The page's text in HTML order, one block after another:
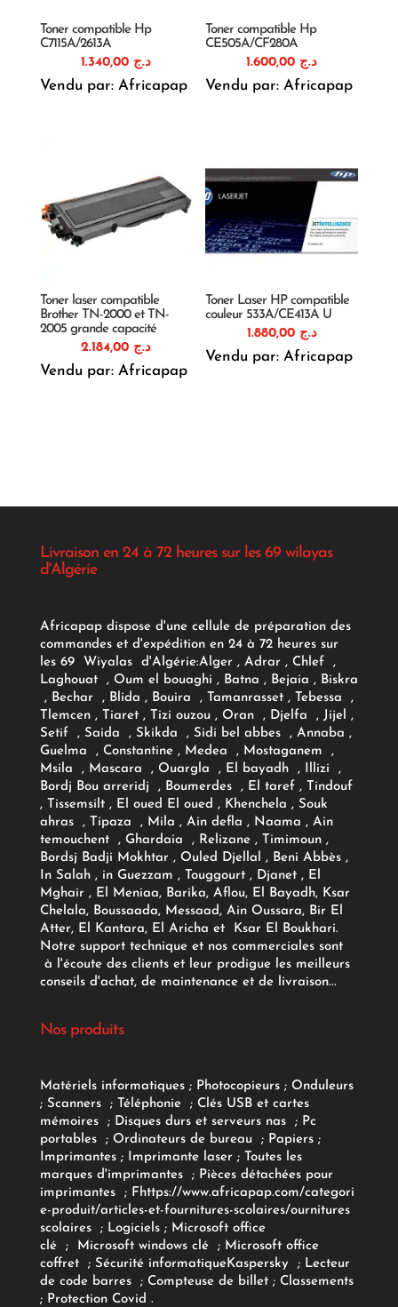
Toner compatible Hp
C7115A/2613A
د.ج
Vendu par: Africapap
Toner compatible Hp
CE505A/CF280A
د.ج
Vendu par: Africapap
Toner laser compatible
Brother TN-2000 et TN-
2005 grande capacité
د.ج
Vendu par: Africapap
Toner Laser HP compatible
couleur 533A/CE413A U
د.ج 1.880,00
Vendu par: Africapap
Livraison en 24 à 72 heures sur les 69 wilayas
d'Algérie
Africapap dispose d'une cellule de préparation des
commandes et d'expédition en 24 à 72 heures sur
les 69 Wiyalas d'Algérie:Alger , Adrar, Chlef ,
Laghouat , Oum el bouaghi , Batna , Bejaia , Biskra
, Bechar , Blida , Bouira , Tamanrasset , Tebessa ,
Tlemcen , Tiaret , Tizi ouzou , Oran , Djelfa , Jijel ,
Setif , Saida , Skikda , Sidi bel abbes , Annaba ,
Guelma , Constantine , Medea , Mostaganem ,
Msila , Mascara , Ouargla , El bayadh , Illizi ,
Bordj Bou arreridj , Boumerdes , El taref , Tindouf
, Tissemsilt , El oued El oued , Khenchela , Souk
ahras , Tipaza , Mila , Ain defla , Naama , Ain
temouchent , Ghardaia , Relizane , Timimoun ,
Bordsj Badji Mokhtar , Ouled Djellal , Beni Abbès ,
In Salah , in Guezzam , Touggourt , Djanet , El
Mghair , El Meniaa, Barika, Aflou, El Bayadh, Ksar
Chelala, Boussaada, Messaad, Ain Oussara, Bir El
Atter, El Kantara, El Aricha et Ksar El Boukhari.
Notre support technique et nos commerciales sont
à l'écoute des clients et leur prodigue les meilleurs
conseils d'achat, de maintenance et de livraison...
Nos produits
Matériels informatiques; Photocopieurs; Onduleurs
; Scanners ; Téléphonie ; Clés USB et cartes
mémoires
; Disques durs et serveurs nas ; Pc
portables
; Ordinateurs de bureau ; Papiers;
Imprimantes;Imprimante laser; Toutes les
marques d'imprimantes
; Pièces détachées pour
imprimantes
; F https://www.africapap.com/categori
e-produit/articles-et-fournitures-scolaires/ournitures
scolaires; Logiciels ; Microsoft office
clé
; Microsoft windows clé; Microsoft office
coffret ; Sécurité informatiqueKaspersky ; Lecteur
de code barres
; Compteuse de billet; Classements
; Protection Covid .